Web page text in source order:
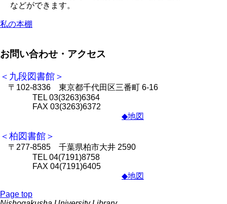
などができます。
私の本棚
お問い合わせ・アクセス
＜九段図書館＞
〒102-8336 東京都千代田区三番町 6-16
TEL 03(3263)6364
FAX 03(3263)6372
◆地図
＜柏図書館＞
〒277-8585 千葉県柏市大井 2590
TEL 04(7191)8758
FAX 04(7191)6405
◆地図
Page top